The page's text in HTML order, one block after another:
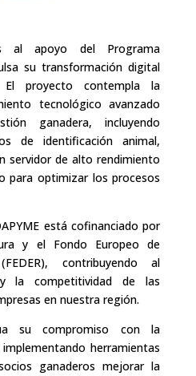
al apoyo del Programa
su transformación digital
proyecto contempla la
tecnológico avanzado
ganadera, incluyendo
de identificación animal,
servidor de alto rendimiento
para optimizar los procesos
está cofinanciado por
y el Fondo Europeo de
contribuyendo al
la competitividad de las
en nuestra región.
su compromiso con la
herramientas
ganaderos mejorar la